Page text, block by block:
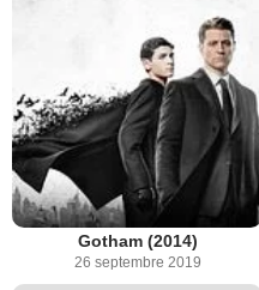
Gotham (2014)
26 septembre 2019